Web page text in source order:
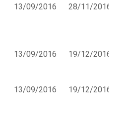
13/09/2016 28/11/2016
13/09/2016 19/12/2016
13/09/2016 19/12/2016